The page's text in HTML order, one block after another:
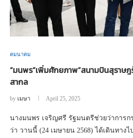
คมนาคม
“มนพร”เพิ่มศักยภาพ”สนามบินสุราษ
สากล
by เมษา April 25, 2025
นางมนพร เจริญศรี รัฐมนตรีช่วยว่าการก
ว่า วานนี้ (24 เมษายน 2568) ได้เดินทา